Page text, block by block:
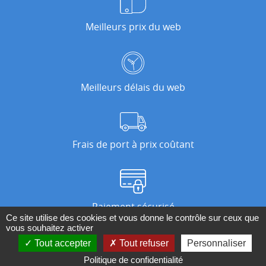
Meilleurs prix du web
Meilleurs délais du web
Frais de port à prix coûtant
Paiement sécurisé
Nos magasins
Ce site utilise des cookies et vous donne le contrôle sur ceux que
vous souhaitez activer
Tout accepter
Tout refuser
Personnaliser
Politique de confidentialité